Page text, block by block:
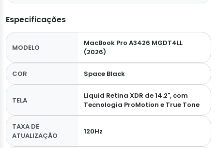
Especificações
MODELO
MacBook Pro A3426 MGDT4LL
(2026)
COR Space Black
TELA
Liquid Retina XDR de 14.2", com
Tecnologia ProMotion e True Tone
TAXA DE
ATUALIZAÇÃO
120Hz